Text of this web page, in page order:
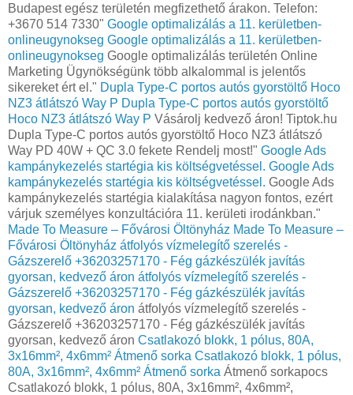
Budapest egész területén megfizethető árakon. Telefon:
+3670 514 7330" Google optimalizálás a 11. kerületben-
onlineugynokseg Google optimalizálás a 11. kerületben-
onlineugynokseg Google optimalizálás területén Online
Marketing Ügynökségünk több alkalommal is jelentős
sikereket ért el." Dupla Type-C portos autós gyorstöltő Hoco
NZ3 átlátszó Way P Dupla Type-C portos autós gyorstöltő
Hoco NZ3 átlátszó Way P Vásárolj kedvező áron! Tiptok.hu
Dupla Type-C portos autós gyorstöltő Hoco NZ3 átlátszó
Way PD 40W + QC 3.0 fekete Rendelj most!" Google Ads
kampánykezelés startégia kis költségvetéssel. Google Ads
kampánykezelés startégia kis költségvetéssel. Google Ads
kampánykezelés startégia kialakítása nagyon fontos, ezért
várjuk személyes konzultációra 11. kerületi irodánkban."
Made To Measure – Fővárosi Öltönyház Made To Measure –
Fővárosi Öltönyház átfolyós vízmelegítő szerelés -
Gázszerelő +36203257170 - Fég gázkészülék javítás
gyorsan, kedvező áron átfolyós vízmelegítő szerelés -
Gázszerelő +36203257170 - Fég gázkészülék javítás
gyorsan, kedvező áron átfolyós vízmelegítő szerelés -
Gázszerelő +36203257170 - Fég gázkészülék javítás
gyorsan, kedvező áron Csatlakozó blokk, 1 pólus, 80A,
3x16mm², 4x6mm² Átmenő sorka Csatlakozó blokk, 1 pólus,
80A, 3x16mm², 4x6mm² Átmenő sorka Átmenő sorkapocs
Csatlakozó blokk, 1 pólus, 80A, 3x16mm², 4x6mm²,